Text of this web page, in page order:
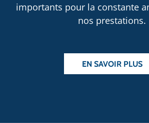
importants pour la constante
nos prestations.
EN SAVOIR PLUS